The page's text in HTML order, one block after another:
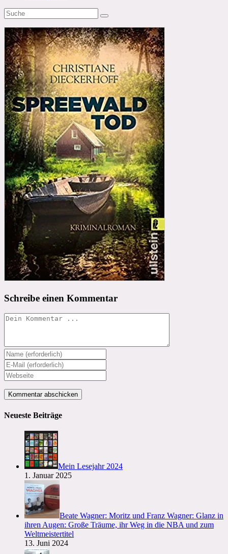
Schreibe einen Kommentar
Kommentieren
Gib
deinen
Namen
oder
Benutzernamen
zum
ein
Gib
deine
E-
Mail-
Adresse
Kommentieren
Gib
deine
Website-
URL
ein
(optional)
Neueste Beiträge
Mein Lesejahr 2024
1. Januar 2025
Beate Wagner: Moritz und Franz Wagner: Glanz in
ihren Augen: Große Träume, ihr Weg in die NBA und zum
Weltmeistertitel
13. Juni 2024